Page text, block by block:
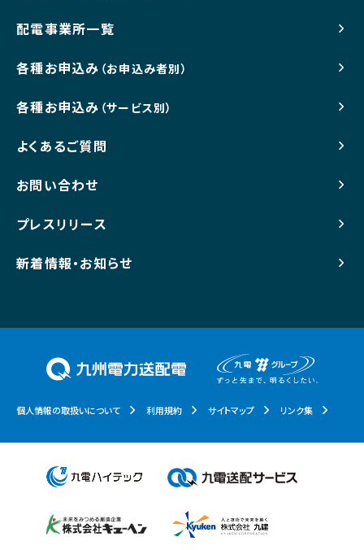
配電事業所一覧
各種お申込み （お申込み者別）
各種お申込み （サービス別）
よくあるご質問
お問い合わせ
プレスリリース
新着情報・お知らせ
個人情報の取扱いについて 利用規約 サイトマップ リンク集